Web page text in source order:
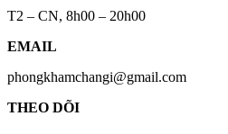
T2 – CN, 8h00 – 20h00
EMAIL
phongkhamchangi@gmail.com
THEO DÕI